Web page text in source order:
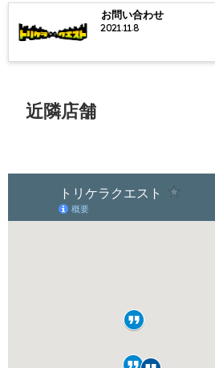
お問い合わせ
2021.11.8
近隣店舗